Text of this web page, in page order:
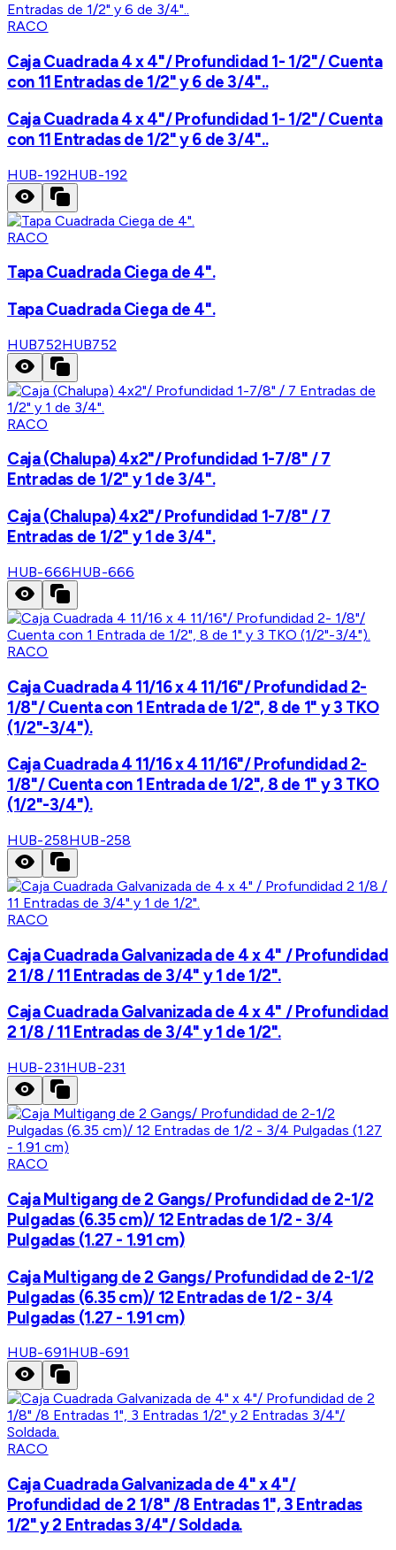
RACO
Caja Cuadrada 4 x 4"/ Profundidad 1- 1/2"/ Cuenta
con 11 Entradas de 1/2" y 6 de 3/4"..
Caja Cuadrada 4 x 4"/ Profundidad 1- 1/2"/ Cuenta
con 11 Entradas de 1/2" y 6 de 3/4"..
HUB-192HUB-192
RACO
Tapa Cuadrada Ciega de 4".
Tapa Cuadrada Ciega de 4".
HUB752HUB752
RACO
Caja (Chalupa) 4x2"/ Profundidad 1-7/8" / 7
Entradas de 1/2" y 1 de 3/4".
Caja (Chalupa) 4x2"/ Profundidad 1-7/8" / 7
Entradas de 1/2" y 1 de 3/4".
HUB-666HUB-666
RACO
Caja Cuadrada 4 11/16 x 4 11/16"/ Profundidad 2-
1/8"/ Cuenta con 1 Entrada de 1/2", 8 de 1" y 3 TKO
(1/2"-3/4").
Caja Cuadrada 4 11/16 x 4 11/16"/ Profundidad 2-
1/8"/ Cuenta con 1 Entrada de 1/2", 8 de 1" y 3 TKO
(1/2"-3/4").
HUB-258HUB-258
RACO
Caja Cuadrada Galvanizada de 4 x 4" / Profundidad
2 1/8 / 11 Entradas de 3/4" y 1 de 1/2".
Caja Cuadrada Galvanizada de 4 x 4" / Profundidad
2 1/8 / 11 Entradas de 3/4" y 1 de 1/2".
HUB-231HUB-231
RACO
Caja Multigang de 2 Gangs/ Profundidad de 2-1/2
Pulgadas (6.35 cm)/ 12 Entradas de 1/2 - 3/4
Pulgadas (1.27 - 1.91 cm)
Caja Multigang de 2 Gangs/ Profundidad de 2-1/2
Pulgadas (6.35 cm)/ 12 Entradas de 1/2 - 3/4
Pulgadas (1.27 - 1.91 cm)
HUB-691HUB-691
RACO
Caja Cuadrada Galvanizada de 4" x 4"/
Profundidad de 2 1/8" /8 Entradas 1", 3 Entradas
1/2" y 2 Entradas 3/4"/ Soldada.